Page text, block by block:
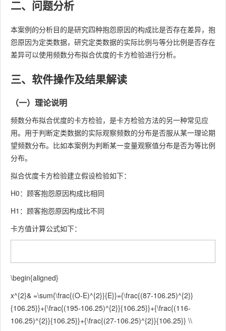
二、问题分析
本案例的分析目的是研究四种抱怨原因的构成比是否存在差异，抱
怨原因为定类数据，研究定类数据的实际比例与等分比例是否存在
差异可以使用频数分布拟合优度的卡方检验进行分析。
三、软件操作及结果解读
（一）理论说明
频数分布拟合优度的卡方检验，是卡方检验方法的另一种常见应
用。用于判断定类数据的实际观察频数的分布是否服从某一理论期
望频数分布。比如本案例为判断某一变量观察值分布是否为等比例
分布。
拟合优度卡方检验建立假设检验如下：
H0：顾客抱怨原因构成比相同
H1：顾客抱怨原因构成比不同
卡方值计算公式如下：
\begin{aligned}
x^{2}& =\sum{\frac{(O-E)^{2}}{E}}={\frac{(87-106.25)^{2}}
{106.25}}+{\frac{(195-106.25)^{2}}{106.25}}+{\frac{(116-
106.25)^{2}}{106.25}}+{\frac{(27-106.25)^{2}}{106.25}} \\